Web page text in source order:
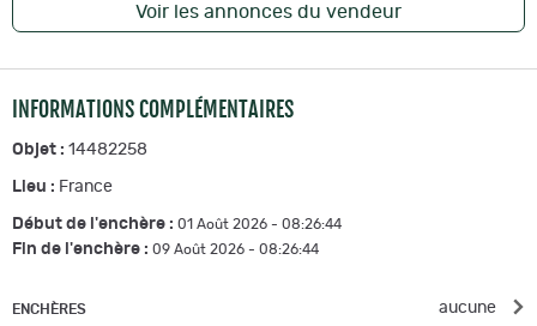
Voir les annonces du vendeur
INFORMATIONS COMPLÉMENTAIRES
Objet : 14482258
Lieu : France
Début de l'enchère : 01 Août 2026 - 08:26:44
Fin de l'enchère : 09 Août 2026 - 08:26:44
ENCHÈRES aucune